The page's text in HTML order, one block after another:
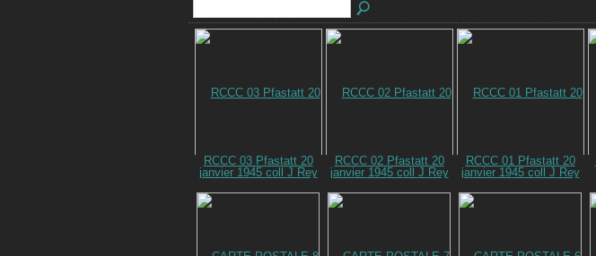
RCCC 03 Pfastatt 20
janvier 1945 coll J Rey
RCCC 02 Pfastatt 20
janvier 1945 coll J Rey
RCCC 01 Pfastatt 20
janvier 1945 coll J Rey